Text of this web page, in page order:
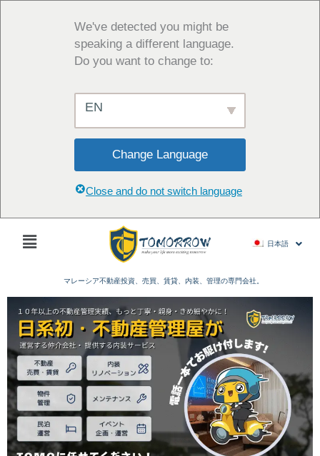
We've detected you might be
speaking a different language.
Do you want to change to:
EN
Change Language
Close and do not switch language
Main
日本語
マレーシア不動産投資、売買、賃貸、内装、管理の専門会社。